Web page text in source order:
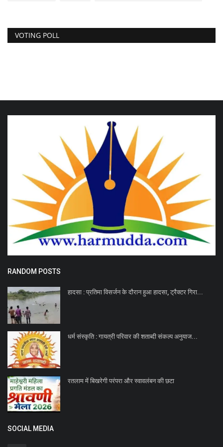
VOTING POLL
RANDOM POSTS
हादसा : प्रतिमा विसर्जन के दौरान हुआ हादसा, ट्रैक्टर गिरा...
धर्म संस्कृति : गायत्री परिवार की शताब्दी संकल्प अनुयाज...
रतलाम में बिखरेगी परंपरा और स्वावलंबन की छटा
SOCIAL MEDIA